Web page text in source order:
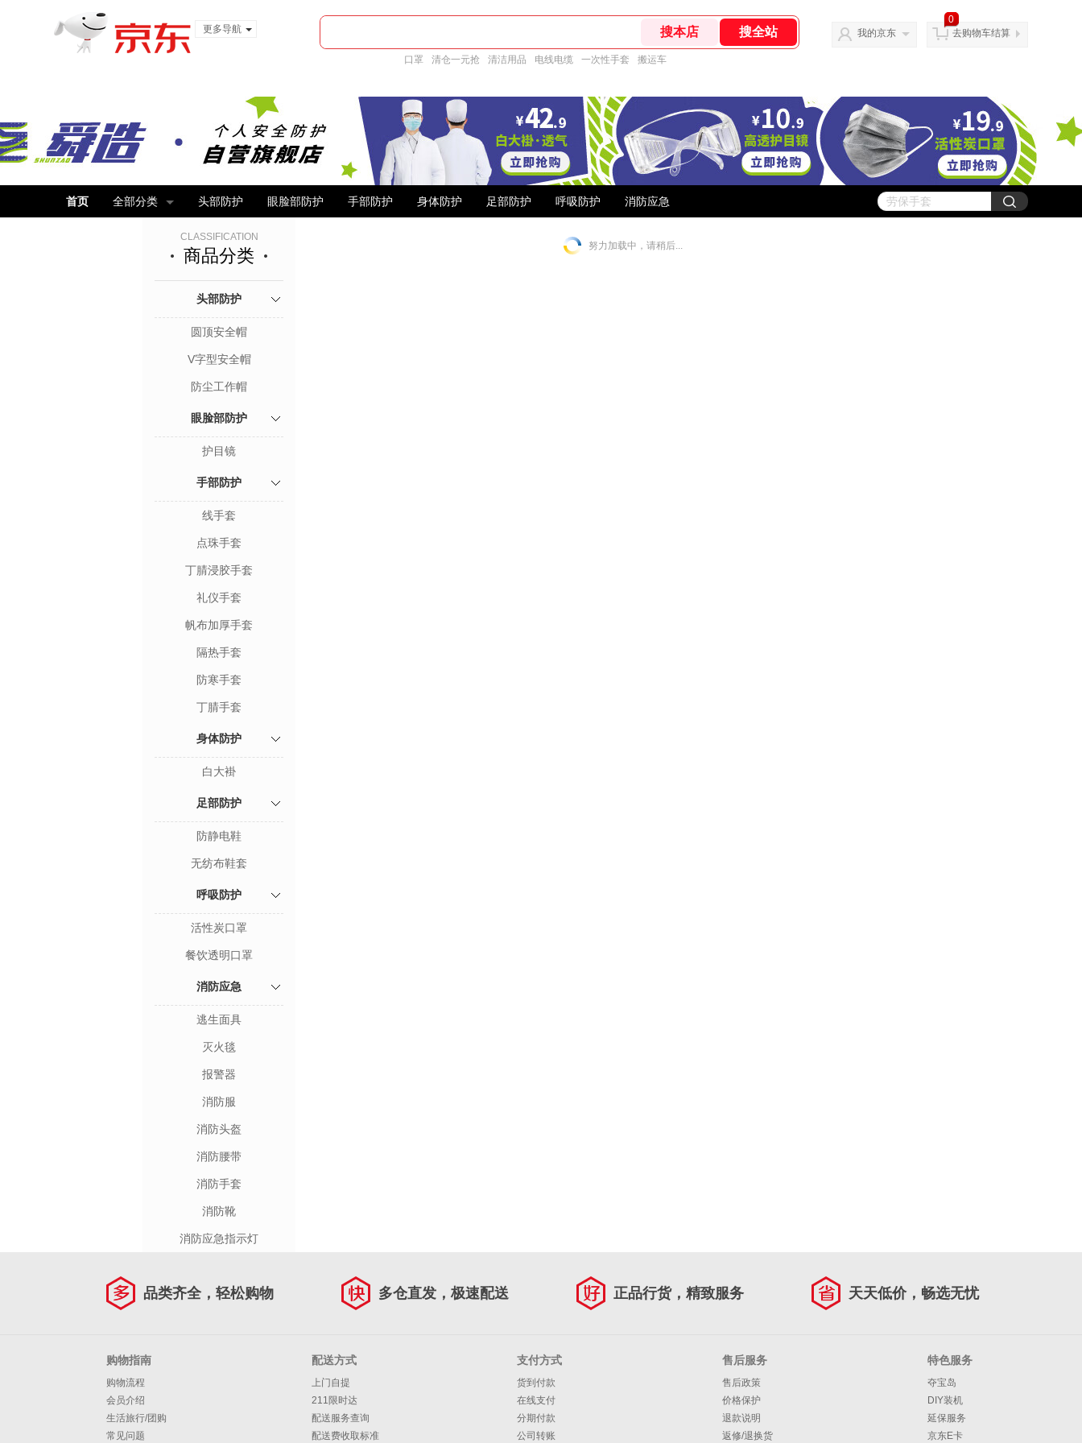
更多导航
口罩 清仓一元抢 清洁用品 电线电缆 一次性手套 搬运车
我的京东
0
去购物车结算
首页 全部分类 头部防护 眼脸部防护 手部防护 身体防护 足部防护 呼吸防护 消防应急
CLASSIFICATION
商品分类
头部防护
圆顶安全帽
V字型安全帽
防尘工作帽
眼脸部防护
护目镜
手部防护
线手套
点珠手套
丁腈浸胶手套
礼仪手套
帆布加厚手套
隔热手套
防寒手套
丁腈手套
身体防护
白大褂
足部防护
防静电鞋
无纺布鞋套
呼吸防护
活性炭口罩
餐饮透明口罩
消防应急
逃生面具
灭火毯
报警器
消防服
消防头盔
消防腰带
消防手套
消防靴
消防应急指示灯
努力加载中，请稍后...
品类齐全，轻松购物 多仓直发，极速配送 正品行货，精致服务 天天低价，畅选无忧
购物指南
购物流程
会员介绍
生活旅行/团购
常见问题
配送方式
上门自提
211限时达
配送服务查询
配送费收取标准
支付方式
货到付款
在线支付
分期付款
公司转账
售后服务
售后政策
价格保护
退款说明
返修/退换货
特色服务
夺宝岛
DIY装机
延保服务
京东E卡